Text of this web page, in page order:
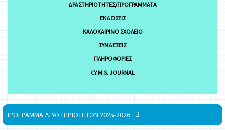
ΔΡΑΣΤΗΡΙΌΤΗΤΕΣ/ΠΡΟΓΡΆΜΜΑΤΑ
ΕΚΔΌΣΕΙΣ
ΚΑΛΟΚΑΙΡΙΝΌ ΣΧΟΛΕΊΟ
ΣΥΝΔΈΣΕΙΣ
ΠΛΗΡΟΦΟΡΊΕΣ
CY.M.S. JOURNAL
ΠΡΟΓΡΑΜΜΑ ΔΡΑΣΤΗΡΙΟΤΗΤΩΝ 2025-2026